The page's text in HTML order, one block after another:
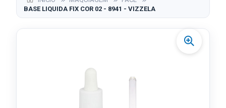
BASE LIQUIDA FIX COR 02 - 8941 - VIZZELA